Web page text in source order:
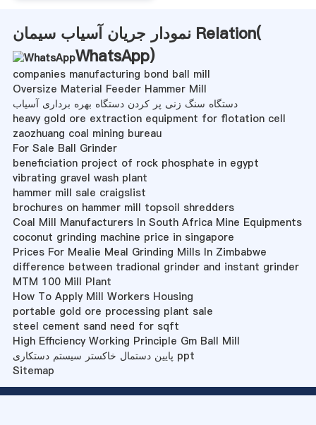
نمودار جریان آسیاب سیمان Relation(
WhatsApp)
companies manufacturing bond ball mill
Oversize Material Feeder Hammer Mill
دستگاه سنگ زنی پر کردن دستگاه بهره برداری آسیاب
heavy gold ore extraction equipment for flotation cell
zaozhuang coal mining bureau
For Sale Ball Grinder
beneficiation project of rock phosphate in egypt
vibrating gravel wash plant
hammer mill sale craigslist
brochures on hammer mill topsoil shredders
Coal Mill Manufacturers In South Africa Mine Equipments
coconut grinding machine price in singapore
Prices For Mealie Meal Grinding Mills In Zimbabwe
difference between tradional grinder and instant grinder
MTM 100 Mill Plant
How To Apply Mill Workers Housing
portable gold ore processing plant sale
steel cement sand need for sqft
High Efficiency Working Principle Gm Ball Mill
پایین دستمال خاکستر سیستم دستکاری ppt
Sitemap